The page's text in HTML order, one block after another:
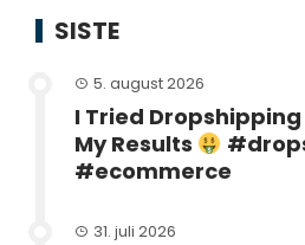
SISTE
5. august 2026
I Tried Dropshipping
My Results
#ecommerce
31. juli 2026